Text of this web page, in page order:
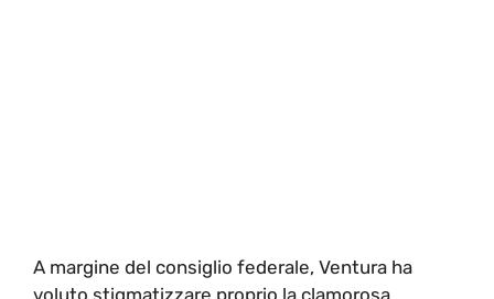
A margine del consiglio federale, Ventura ha
voluto stigmatizzare proprio la clamorosa